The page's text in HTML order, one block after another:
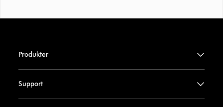
Produkter
Support